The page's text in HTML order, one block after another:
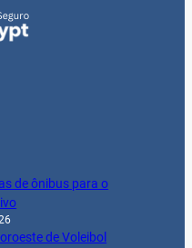
de ônibus para o
de Voleibol